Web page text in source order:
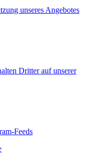
unseres Angebotes
Dritter auf unserer
Feeds